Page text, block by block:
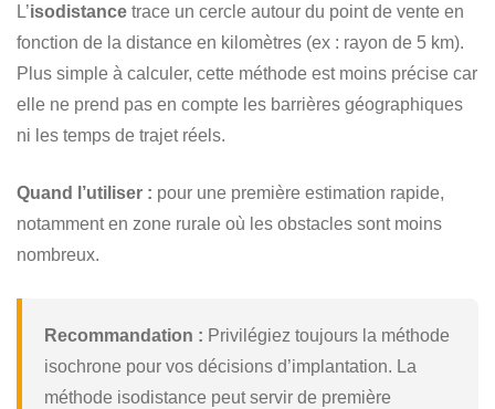
L’isodistance trace un cercle autour du point de vente en
fonction de la distance en kilomètres (ex : rayon de 5 km).
Plus simple à calculer, cette méthode est moins précise car
elle ne prend pas en compte les barrières géographiques
ni les temps de trajet réels.
Quand l’utiliser : pour une première estimation rapide,
notamment en zone rurale où les obstacles sont moins
nombreux.
Recommandation : Privilégiez toujours la méthode
isochrone pour vos décisions d’implantation. La
méthode isodistance peut servir de première